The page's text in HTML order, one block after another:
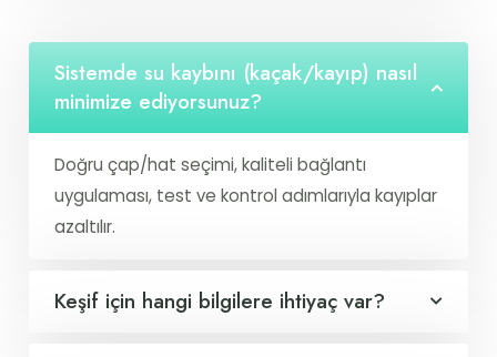
Sistemde su kaybını (kaçak/kayıp) nasıl
minimize ediyorsunuz?
Doğru çap/hat seçimi, kaliteli bağlantı
uygulaması, test ve kontrol adımlarıyla kayıplar
azaltılır.
Keşif için hangi bilgilere ihtiyaç var?